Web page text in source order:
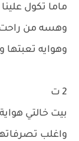
ماما تكول
وهسه من
وهوايه تعبتها
2 ت
بيت خالتي
واغلب